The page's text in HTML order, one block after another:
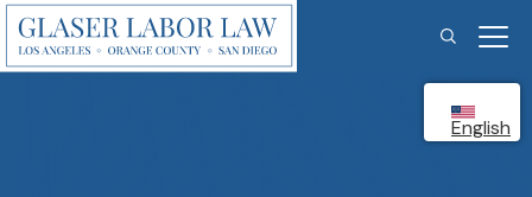
Skip
content
English